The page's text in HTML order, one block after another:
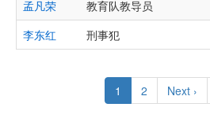
孟凡荣 教育队教导员
李东红
刑事犯
Current
page
1 Page
2
Next
page
Next ›